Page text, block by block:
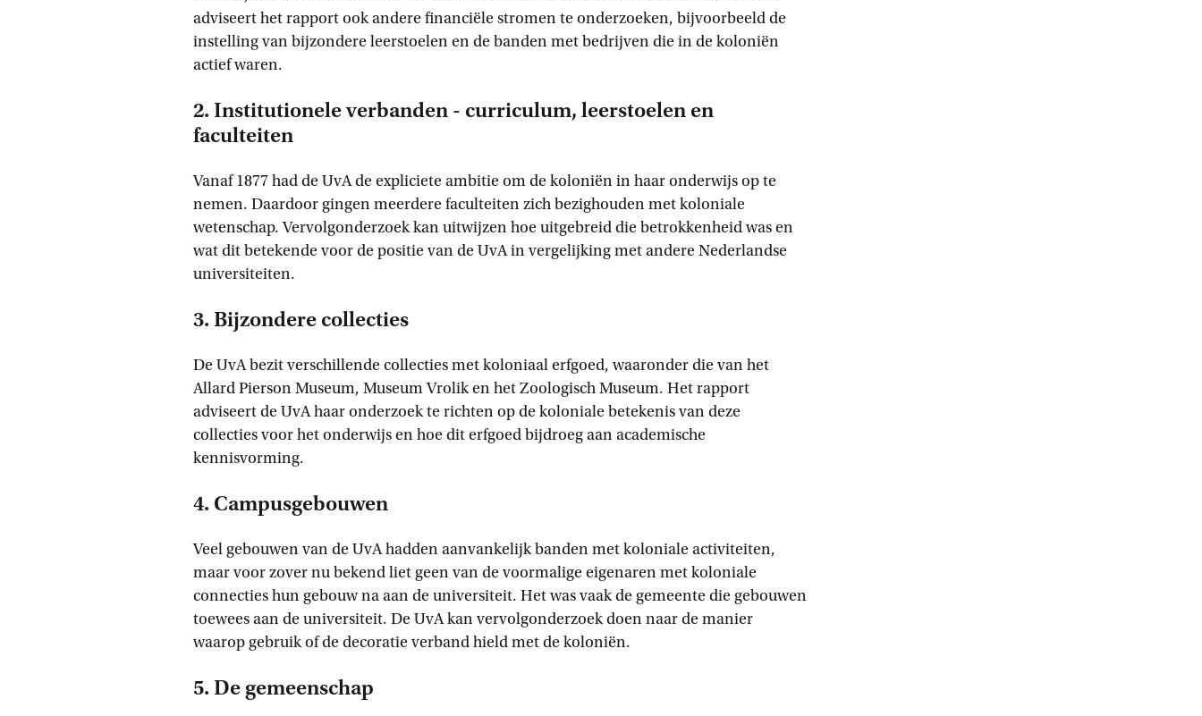
adviseert het rapport ook andere financiële stromen te onderzoeken, bijvoorbeeld de
instelling van bijzondere leerstoelen en de banden met bedrijven die in de koloniën
actief waren.
2. Institutionele verbanden - curriculum, leerstoelen en
faculteiten
Vanaf 1877 had de UvA de expliciete ambitie om de koloniën in haar onderwijs op te
nemen. Daardoor gingen meerdere faculteiten zich bezighouden met koloniale
wetenschap. Vervolgonderzoek kan uitwijzen hoe uitgebreid die betrokkenheid was en
wat dit betekende voor de positie van de UvA in vergelijking met andere Nederlandse
universiteiten.
3. Bijzondere collecties
De UvA bezit verschillende collecties met koloniaal erfgoed, waaronder die van het
Allard Pierson Museum, Museum Vrolik en het Zoologisch Museum. Het rapport
adviseert de UvA haar onderzoek te richten op de koloniale betekenis van deze
collecties voor het onderwijs en hoe dit erfgoed bijdroeg aan academische
kennisvorming.
4. Campusgebouwen
Veel gebouwen van de UvA hadden aanvankelijk banden met koloniale activiteiten,
maar voor zover nu bekend liet geen van de voormalige eigenaren met koloniale
connecties hun gebouw na aan de universiteit. Het was vaak de gemeente die gebouwen
toewees aan de universiteit. De UvA kan vervolgonderzoek doen naar de manier
waarop gebruik of de decoratie verband hield met de koloniën.
5. De gemeenschap